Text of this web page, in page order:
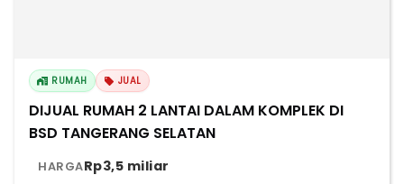
RUMAH JUAL
DIJUAL RUMAH 2 LANTAI DALAM KOMPLEK DI
BSD TANGERANG SELATAN
HARGARp3,5 miliar